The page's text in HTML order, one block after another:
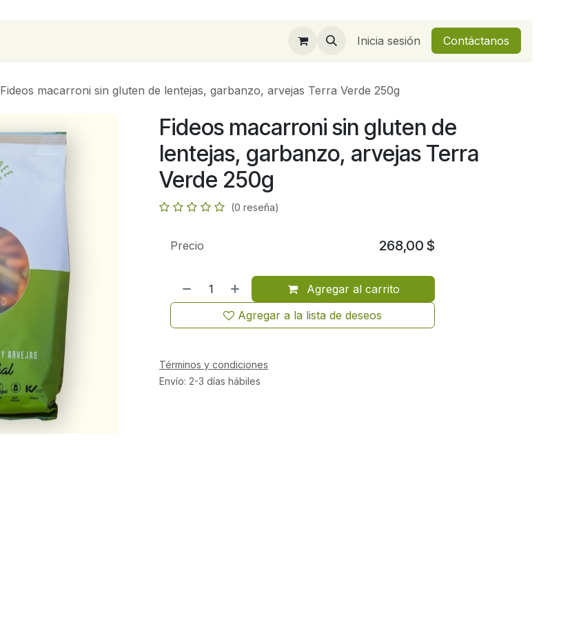
Inicia sesión Contáctanos
Fideos macarroni sin gluten de lentejas, garbanzo, arvejas Terra Verde 250g
Fideos macarroni sin gluten de
lentejas, garbanzo, arvejas Terra
Verde 250g
(0 reseña)
Agregar al carrito
Agregar a la lista de deseos
Precio 268,00 $
Términos y condiciones
Envío: 2-3 días hábiles